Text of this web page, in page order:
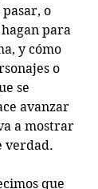
o
para
y cómo
o
se
avanzar
a mostrar
verdad.
que